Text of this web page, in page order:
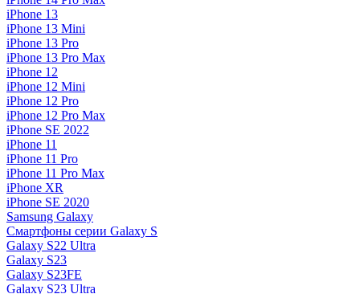
iPhone 13
iPhone 13 Mini
iPhone 13 Pro
iPhone 13 Pro Max
iPhone 12
iPhone 12 Mini
iPhone 12 Pro
iPhone 12 Pro Max
iPhone SE 2022
iPhone 11
iPhone 11 Pro
iPhone 11 Pro Max
iPhone XR
iPhone SE 2020
Samsung Galaxy
Смартфоны серии Galaxy S
Galaxy S22 Ultra
Galaxy S23
Galaxy S23FE
Galaxy S23 Ultra